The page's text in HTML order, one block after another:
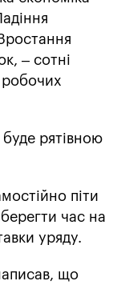
– сотні
робочих
рятівною
піти
час на
уряду.
що